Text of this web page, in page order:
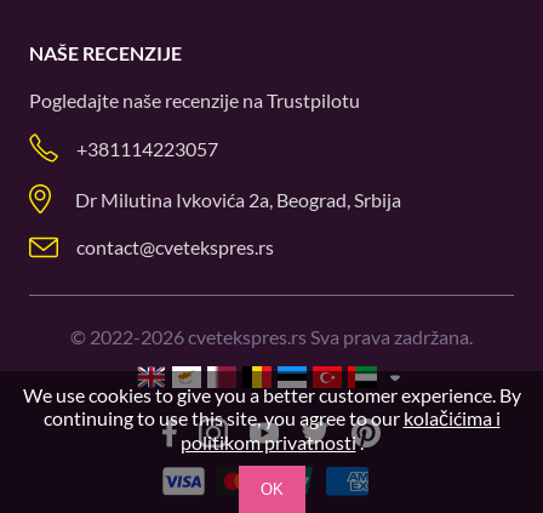
NAŠE RECENZIJE
Pogledajte naše recenzije naTrustpilotu
+381114223057
Dr Milutina Ivkovića 2a, Beograd, Srbija
contact@cvetekspres.rs
© 2022-2026cvetekspres.rs Sva prava zadržana.
We use cookies to give you a better customer experience. By
continuing to use this site, you agree to our kolačićima i
politikom privatnosti.
OK